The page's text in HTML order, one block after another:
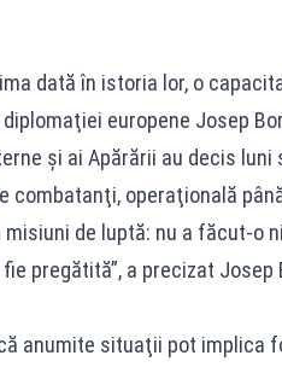
dată în istoria lor, o
europene Josep
şi ai Apărării au decis
combatanţi, operaţională
misiuni de luptă: nu a făcut-o
pregătită”, a precizat
anumite situaţii pot implica